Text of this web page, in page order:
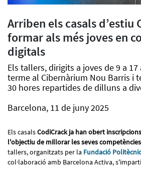
Arriben els casals d’estiu
formar als més joves en
digitals
Els tallers, dirigits a joves de 9 a 17
terme al Cibernàrium Nou Barris i
30 hores repartides de dilluns a
Barcelona, 11 de juny 2025
Els casalsCodiCrack ja han obert
l'objectiu de millorar les seves
tallers, organitzats per la Fundació
col·laboració amb Barcelona Activa,